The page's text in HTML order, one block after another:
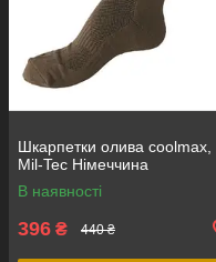
Шкарпетки олива coolmax,
Mil-Tec Німеччина
В наявності
396 ₴ 440 ₴